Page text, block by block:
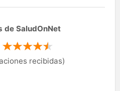
de SaludOnNet
recibidas)